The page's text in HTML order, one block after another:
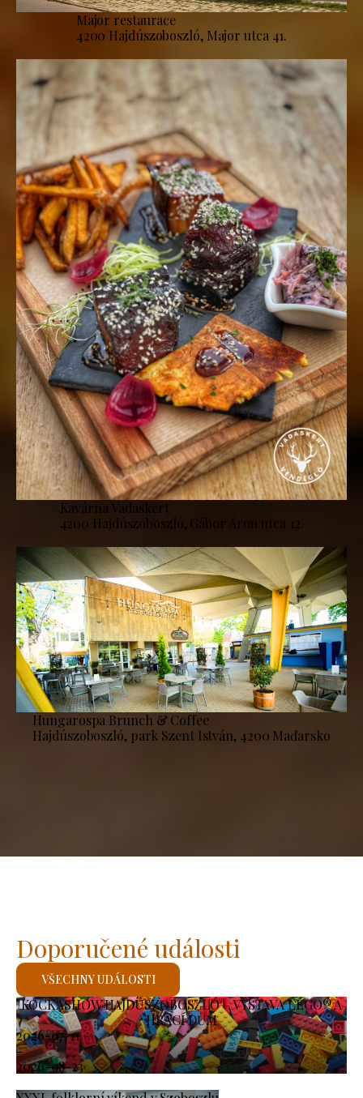
Major restaurace
4200 Hajdúszoboszló, Major utca 41.
Kavárna Vadaskert
4200 Hajdúszoboszló, Gábor Áron utca 12.
Hungarospa Brunch & Coffee
Hajdúszoboszló, park Szent István, 4200 Maďarsko
KOCKASHOW HAJDÚSZOBOSZLÓ – VÝSTAVA LEGO® A
HRACÍ DŮM
2026-07-11
-
2026-08-23
Doporučené události
VŠECHNY UDÁLOSTI